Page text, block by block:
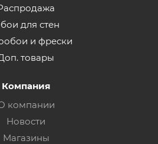
для стен
и фрески
товары
Компания
компании
Новости
Магазины